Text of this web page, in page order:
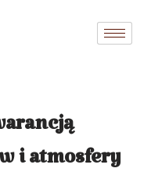
i atmosfery